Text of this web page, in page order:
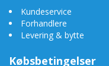
Kundeservice
Forhandlere
Levering & bytte
Købsbetingelser